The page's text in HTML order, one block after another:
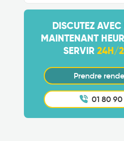
DISCUTEZ AVEC
MAINTENANT
SERVIR 24H/
Prendre
01 80 90